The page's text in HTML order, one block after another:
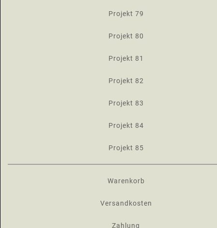
Projekt 79
Projekt 80
Projekt 81
Projekt 82
Projekt 83
Projekt 84
Projekt 85
Warenkorb
Versandkosten
Zahlung